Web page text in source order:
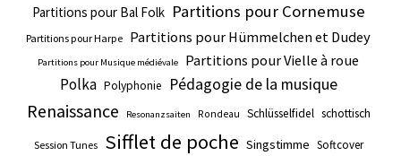
Partitions pour Bal Folk Partitions pour Cornemuse
Partitions pour Harpe Partitions pour Hümmelchen et Dudey
Partitions pour Musique médiévale Partitions pour Vielle à roue
Polka Polyphonie Pédagogie de la musique
Renaissance Resonanzsaiten Rondeau Schlüsselfidel schottisch
Session Tunes Sifflet de poche Singstimme Softcover